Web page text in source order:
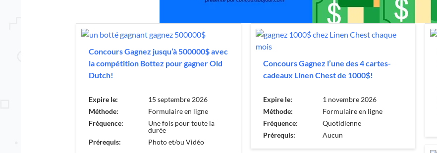
Concours Gagnez jusqu’à 500000$ avec
la compétition Bottez pour gagner Old
Dutch!
Expire le:
15 septembre 2026
Méthode:
Formulaire en ligne
Fréquence:
Une fois pour toute la
durée
Prérequis:
Photo et/ou Vidéo
Concours Gagnez l’une des 4 cartes-
cadeaux Linen Chest de 1000$!
Expire le:
1 novembre 2026
Méthode:
Formulaire en ligne
Fréquence:
Quotidienne
Prérequis:
Aucun